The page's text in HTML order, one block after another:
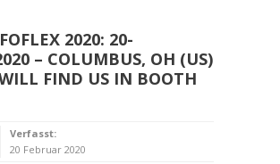
2020: 20-
– COLUMBUS, OH (US)
FIND US IN BOOTH
Verfasst:
20 Februar 2020